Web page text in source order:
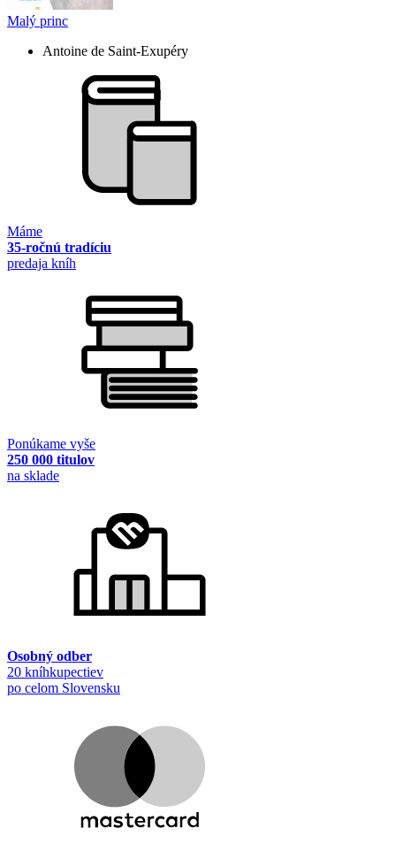
Malý princ
Antoine de Saint-Exupéry
Máme
35-ročnú tradíciu
predaja kníh
Ponúkame vyše
250 000 titulov
na sklade
Osobný odber
20 kníhkupectiev
po celom Slovensku